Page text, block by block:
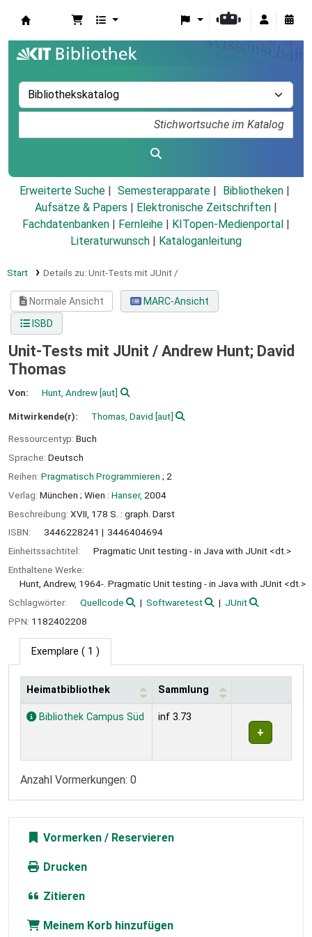
Erweiterte Suche Semesterapparate
Bibliotheken
Aufsätze & Papers
Elektronische Zeitschriften
Fachdatenbanken
Fernleihe KITopen-Medienportal
Literaturwunsch
Kataloganleitung
Start Details zu: Unit-Tests mit JUnit /
Normale Ansicht
MARC-Ansicht
ISBD
Unit-Tests mit JUnit / Andrew Hunt; David
Thomas
Von: Hunt, Andrew[aut]
Mitwirkende(r): Thomas, David [aut]
Ressourcentyp: Buch
Sprache: Deutsch
Reihen: Pragmatisch Programmieren ; 2
Verlag: München ; Wien : Hanser, 2004
Beschreibung: XVII, 178 S. : graph. Darst
ISBN:
3446228241
3446404694
Einheitssachtitel:
Pragmatic Unit testing - in Java with JUnit <dt.>
Enthaltene Werke:
Hunt, Andrew, 1964-. Pragmatic Unit testing - in Java with JUnit <dt.>
Schlagwörter:
Quellcode Softwaretest
JUnit
PPN: 1182402208
Exemplare ( 1 )
Exemplare
Heimatbibliothek Sammlung
Bibliothek Campus Süd inf 3.73
Anzahl Vormerkungen: 0
Vormerken
Drucken
Zitieren
Meinem Korb hinzufügen